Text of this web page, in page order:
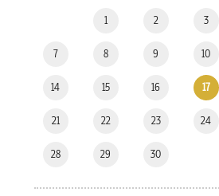
1 2 3
7 8 9 10
14 15 16 17
21 22 23 24
28 29 30